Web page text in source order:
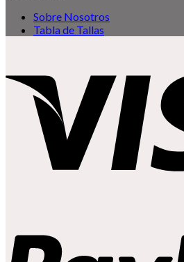
Sobre Nosotros
Tabla de Tallas